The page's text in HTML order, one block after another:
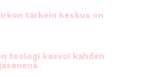
tärkein keskus on
teologi kasvoi kahden